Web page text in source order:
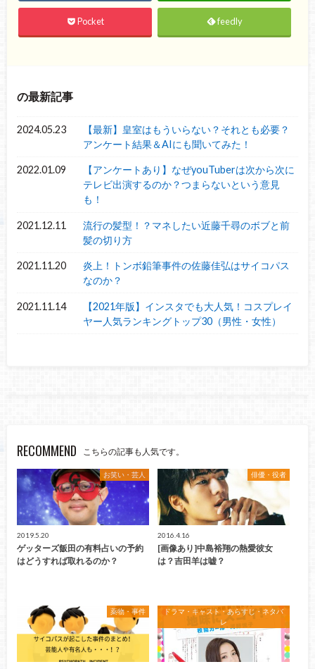
Pocket feedly
の最新記事
2024.05.23
【最新】皇室はもういらない？それとも必要？
アンケート結果＆AIにも聞いてみた！
2022.01.09
【アンケートあり】なぜyouTuberは次から次に
テレビ出演するのか？つまらないという意見
も！
2021.12.11
流行の髪型！？マネしたい近藤千尋のボブと前
髪の切り方
2021.11.20
炎上！トンボ鉛筆事件の佐藤佳弘はサイコパス
なのか？
2021.11.14
【2021年版】インスタでも大人気！コスプレイ
ヤー人気ランキングトップ30（男性・女性）
RECOMMEND こちらの記事も人気です。
お笑い・芸人
2019.5.20
ゲッターズ飯田の有料占いの予約
はどうすれば取れるのか？
俳優・役者
2016.4.16
[画像あり]中島裕翔の熱愛彼女
は？吉田羊は嘘？
薬物・事件
ドラマ・キャスト・あらすじ・ネタバ
レ